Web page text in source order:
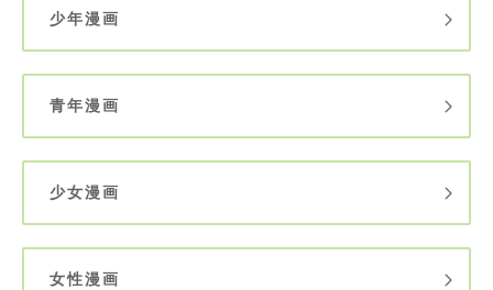
少年漫画
青年漫画
少女漫画
女性漫画